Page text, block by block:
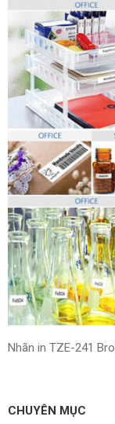
Nhãn in TZE-241
CHUYÊN MỤC